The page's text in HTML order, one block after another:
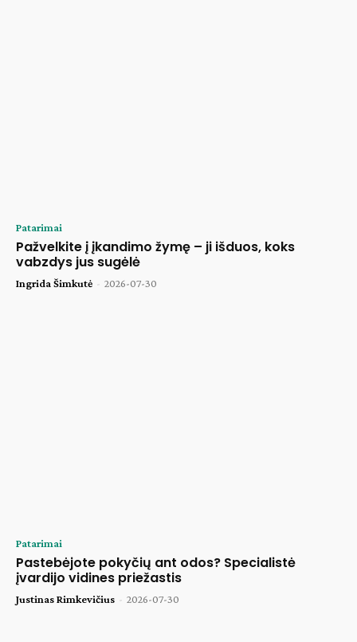
Patarimai
Pažvelkite į įkandimo žymę – ji išduos, koks
vabzdys jus sugėlė
Ingrida Šimkutė - 2026-07-30
Patarimai
Pastebėjote pokyčių ant odos? Specialistė
įvardijo vidines priežastis
Justinas Rimkevičius - 2026-07-30